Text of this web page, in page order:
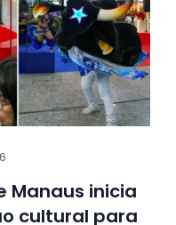
Manaus inicia
cultural para